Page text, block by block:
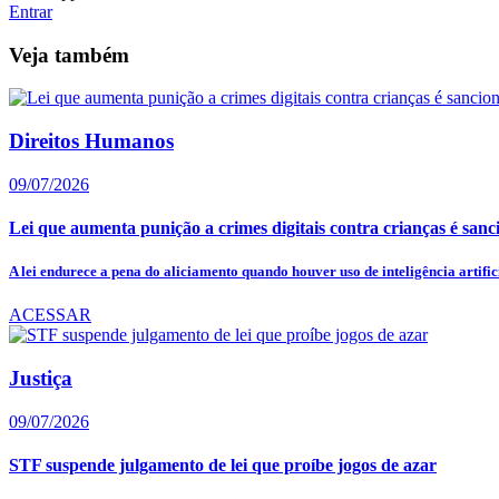
Entrar
Veja também
Direitos Humanos
09/07/2026
Lei que aumenta punição a crimes digitais contra crianças é
A lei endurece a pena do aliciamento quando houver uso de inteligência
ACESSAR
Justiça
09/07/2026
STF suspende julgamento de lei que proíbe jogos de azar